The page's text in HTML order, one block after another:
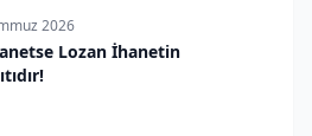
2026
Lozan İhanetin